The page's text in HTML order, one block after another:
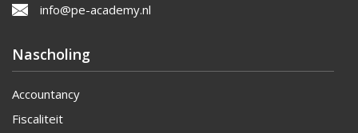
info@pe-academy.nl
Nascholing
Accountancy
Fiscaliteit